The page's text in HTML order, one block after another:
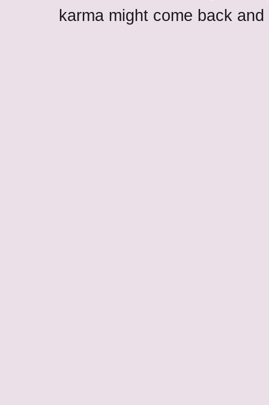
karma might come back